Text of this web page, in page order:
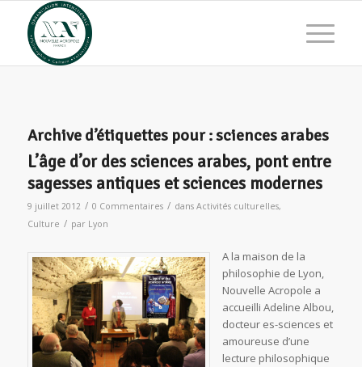
Archive d’étiquettes pour :sciences arabes
L’âge d’or des sciences arabes, pont entre
sagesses antiques et sciences modernes
9 juillet 2012 / 0 Commentaires / dans Activités culturelles,
Culture / par Lyon
A la maison de la
philosophie de Lyon,
Nouvelle Acropole a
accueilli Adeline Albou,
docteur es-sciences et
amoureuse d’une
lecture philosophique